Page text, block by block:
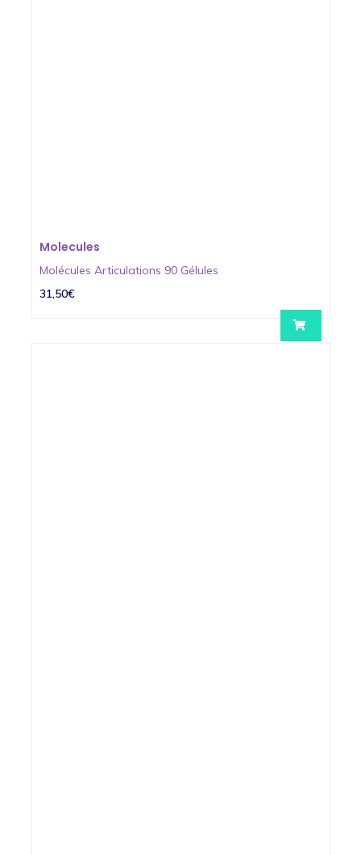
Molecules
Molécules Articulations 90 Gélules
31,50€